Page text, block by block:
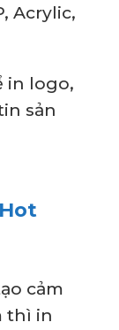
Acrylic,
in logo,
sản
Hot
cảm
thì in